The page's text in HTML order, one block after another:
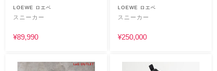
LOEWE ロエベ
スニーカー
¥89,990
LOEWE ロエベ
スニーカー
¥250,000